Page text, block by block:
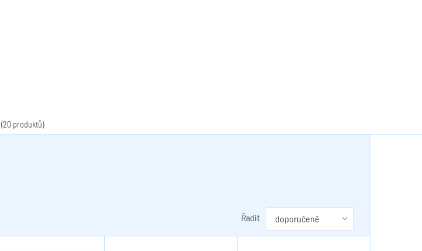
(20 produktů)
Řadit